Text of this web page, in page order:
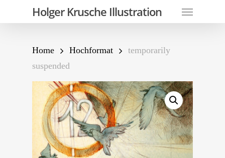
Holger Krusche Illustration Menu
Home Hochformat
temporarily
suspended